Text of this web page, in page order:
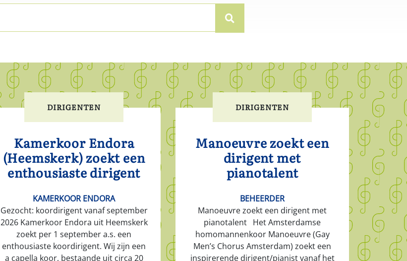
DIRIGENTEN
Kamerkoor Endora
(Heemskerk) zoekt een
enthousiaste dirigent
KAMERKOOR ENDORA
Gezocht: koordirigent vanaf september
2026 Kamerkoor Endora uit Heemskerk
zoekt per 1 september a.s. een
enthousiaste koordirigent. Wij zijn een
a capella koor, bestaande uit circa 20
DIRIGENTEN
Manoeuvre zoekt een
dirigent met
pianotalent
BEHEERDER
Manoeuvre zoekt een dirigent met
pianotalent Het Amsterdamse
homomannenkoor Manoeuvre (Gay
Men’s Chorus Amsterdam) zoekt een
inspirerende dirigent/pianist vanaf het